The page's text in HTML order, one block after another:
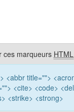
ces marqueurs HTML
<abbr title="">
<cite> <code>
<strike> <strong>